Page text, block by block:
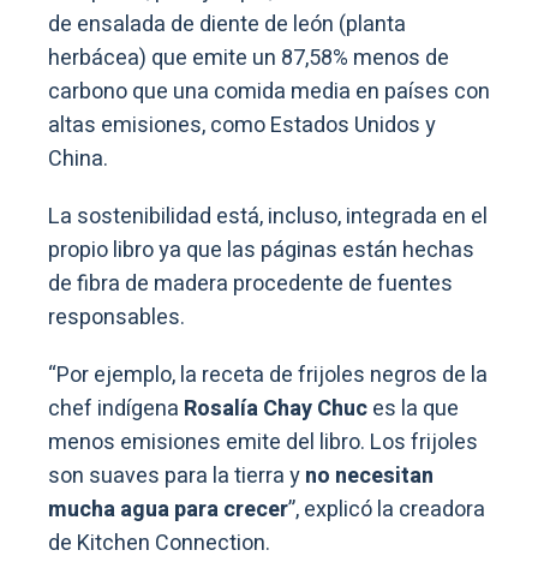
de ensalada de diente de león (planta
herbácea) que emite un 87,58% menos de
carbono que una comida media en países con
altas emisiones, como Estados Unidos y
China.
La sostenibilidad está, incluso, integrada en el
propio libro ya que las páginas están hechas
de fibra de madera procedente de fuentes
responsables.
“Por ejemplo, la receta de frijoles negros de la
chef indígena Rosalía Chay Chuces la que
menos emisiones emite del libro. Los frijoles
son suaves para la tierra yno necesitan
mucha agua para crecer”, explicó la creadora
de Kitchen Connection.